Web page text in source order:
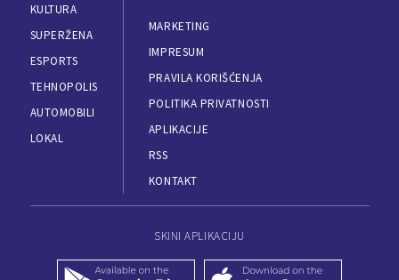
KULTURA
SUPERŽENA
ESPORTS
TEHNOPOLIS
AUTOMOBILI
LOKAL
MARKETING
IMPRESUM
PRAVILA KORIŠĆENJA
POLITIKA PRIVATNOSTI
APLIKACIJE
RSS
KONTAKT
SKINI APLIKACIJU